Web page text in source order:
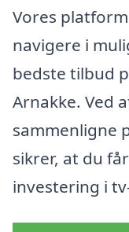
Vores
navigere i
bedste tilbud
Arnakke. Ved
sammenligne
sikrer, at du
investering i